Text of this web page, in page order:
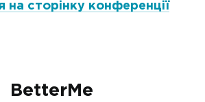
на сторінку конференції
BetterMe